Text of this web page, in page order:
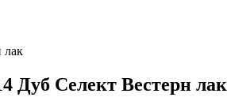
лак
Дуб Селект Вестерн лак